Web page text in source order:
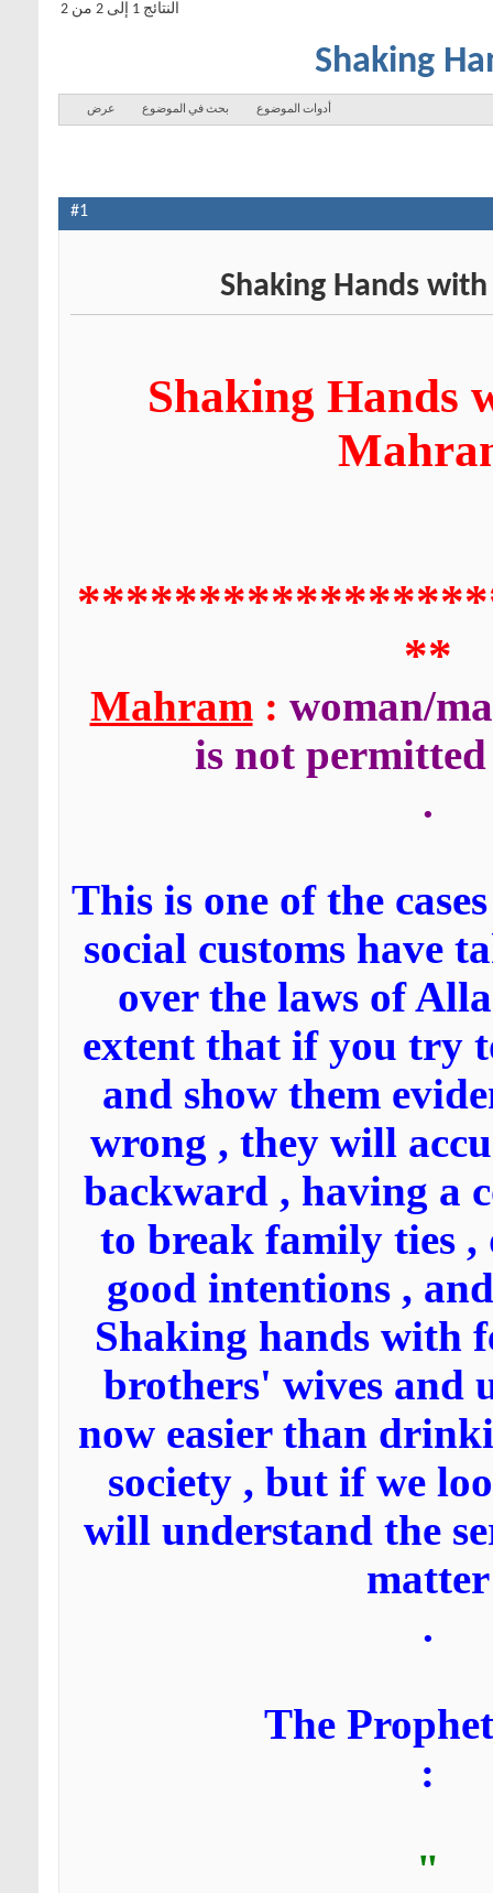
النتائج 1 إلى 2 من 2
Shaking
أدوات الموضوع بحث في الموضوع عرض
#1
Shaking Hands
**
Mahram: woman/
is not
.
This is one of the
social customs have
over the laws of
extent that if you try
and show them
wrong , they will
backward , having a
to break family ties
good intentions ,
Shaking hands with
brothers' wives and
now easier than
society , but if we
will understand the
matter
.
The
:
"